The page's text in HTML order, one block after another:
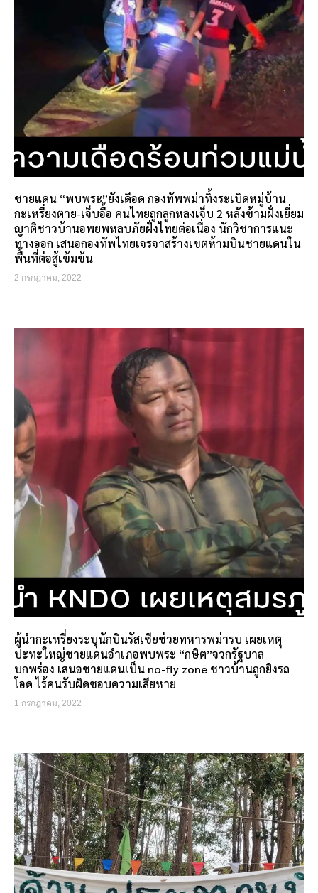
ชายแดน “พบพระ”ยังเดือด กองทัพพม่าทิ้งระเบิดหมู่บ้าน
กะเหรี่ยงตาย-เจ็บอื้อ คนไทยถูกลูกหลงเจ็บ 2 หลังข้ามฝั่งเยี่ยม
ญาติชาวบ้านอพยพหลบภัยฝั่งไทยต่อเนื่อง นักวิชาการแนะ
ทางออก เสนอกองทัพไทยเจรจาสร้างเขตห้ามบินชายแดนใน
พื้นที่ต่อสู้เข้มข้น
2 กรกฎาคม, 2022
ผู้นำกะเหรี่ยงระบุนักบินรัสเซียช่วยทหารพม่ารบ เผยเหตุ
ปะทะใหญ่ชายแดนอำเภอพบพระ “กษิต”จวกรัฐบาล
บกพร่อง เสนอชายแดนเป็น no-fly zone ชาวบ้านถูกยิงรถ
โอด ไร้คนรับผิดชอบความเสียหาย
1 กรกฎาคม, 2022